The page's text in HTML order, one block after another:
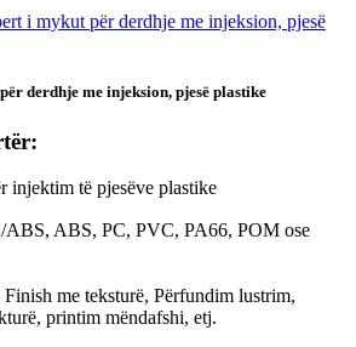
derdhje me injeksion, pjesë plastike
injektim të pjesëve plastike
ABS, ABS, PC, PVC, PA66, POM ose
Finish me teksturë, Përfundim lustrim,
printim mëndafshi, etj.